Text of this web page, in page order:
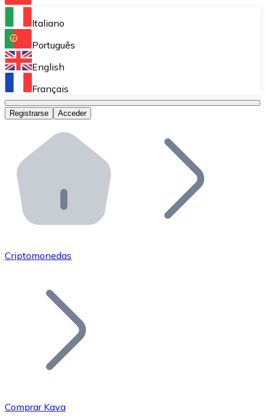
Bitnovo Ramp
Integra nuestra solución en tu plataforma.
Bitnovo Giftcards
Bitnovo OTC
Bitnovo ATM
Integra un ATM Bitnovo en tu negocio y permite que
Bitnovo API
Integra nuestra API en tu ecosistema.
Únete a nuestra red de distribuidores.
Añade tu proyecto a nuestro ecosistema.
Italiano
Português
English
Français
Registrarse Acceder
Criptomonedas
Comprar Kava